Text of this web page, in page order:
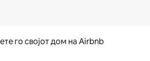
го својот дом на Airbnb